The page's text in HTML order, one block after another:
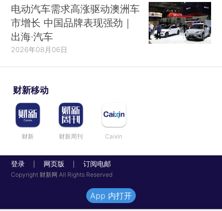
电动汽车需求高涨驱动澳洲车
市增长 中国品牌表现强劲｜
出海·汽车
2026年08月06日
财新移动
财新 财新周刊 Caixin
登录 网页版 订阅电邮
Copyright 财新网 All Rights Reserved
App 内打开